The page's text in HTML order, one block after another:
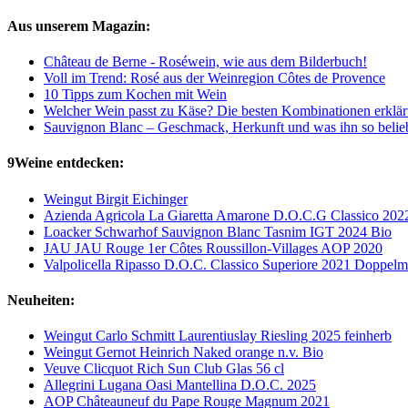
Aus unserem Magazin:
Château de Berne - Roséwein, wie aus dem Bilderbuch!
Voll im Trend: Rosé aus der Weinregion Côtes de Provence
10 Tipps zum Kochen mit Wein
Welcher Wein passt zu Käse? Die besten Kombinationen
Sauvignon Blanc – Geschmack, Herkunft und was ihn so
9Weine entdecken:
Weingut Birgit Eichinger
Azienda Agricola La Giaretta Amarone D.O.C.G Classico
Loacker Schwarhof Sauvignon Blanc Tasnim IGT 2024 Bio
JAU JAU Rouge 1er Côtes Roussillon-Villages AOP 2020
Valpolicella Ripasso D.O.C. Classico Superiore 2021
Neuheiten:
Weingut Carlo Schmitt Laurentiuslay Riesling 2025 feinherb
Weingut Gernot Heinrich Naked orange n.v. Bio
Veuve Clicquot Rich Sun Club Glas 56 cl
Allegrini Lugana Oasi Mantellina D.O.C. 2025
AOP Châteauneuf du Pape Rouge Magnum 2021